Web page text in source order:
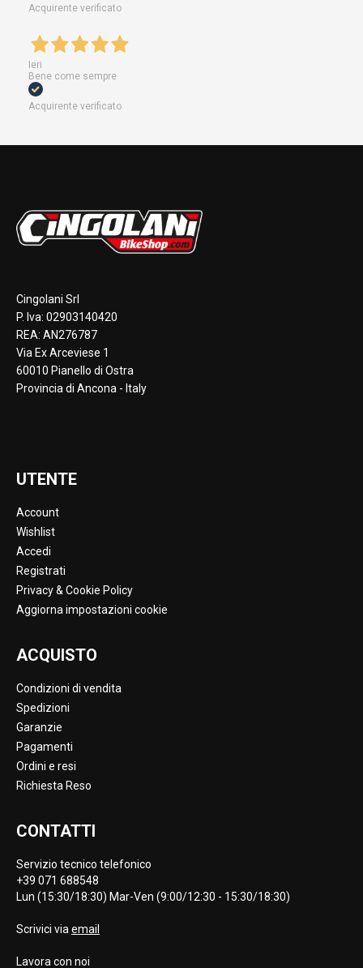
Acquirente verificato
Ieri
Bene come sempre
Acquirente verificato
Cingolani Srl
P. Iva: 02903140420
REA: AN276787
Via Ex Arceviese 1
60010 Pianello di Ostra
Provincia di Ancona - Italy
UTENTE
Account
Wishlist
Accedi
Registrati
Privacy & Cookie Policy
Aggiorna impostazioni cookie
ACQUISTO
Condizioni di vendita
Spedizioni
Garanzie
Pagamenti
Ordini e resi
Richiesta Reso
CONTATTI
Servizio tecnico telefonico
+39 071 688548
Lun (15:30/18:30) Mar-Ven (9:00/12:30 - 15:30/18:30)
Scrivici viaemail
Lavora con noi